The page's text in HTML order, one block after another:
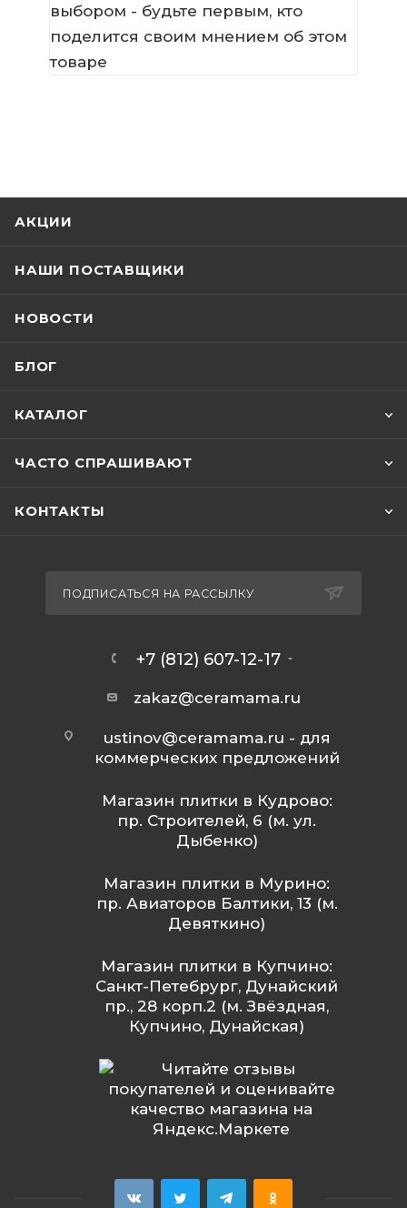
выбором - будьте первым, кто
поделится своим мнением об этом
товаре
АКЦИИ
НАШИ ПОСТАВЩИКИ
НОВОСТИ
БЛОГ
КАТАЛОГ
ЧАСТО СПРАШИВАЮТ
КОНТАКТЫ
ПОДПИСАТЬСЯ НА РАССЫЛКУ
+7 (812) 607-12-17
zakaz@ceramama.ru
ustinov@ceramama.ru - для
коммерческих предложений
Магазин плитки в Кудрово:
пр. Строителей, 6 (м. ул.
Дыбенко)
Магазин плитки в Мурино:
пр. Авиаторов Балтики, 13 (м.
Девяткино)
Магазин плитки в Купчино:
Санкт-Петебрург, Дунайский
пр., 28 корп.2 (м. Звёздная,
Купчино, Дунайская)